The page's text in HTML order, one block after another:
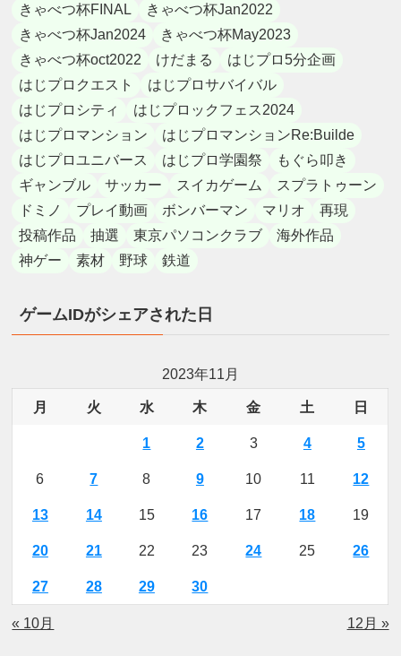
きゃべつ杯FINAL
きゃべつ杯Jan2022
きゃべつ杯Jan2024
きゃべつ杯May2023
きゃべつ杯oct2022
けだまる
はじプロ5分企画
はじプロクエスト
はじプロサバイバル
はじプロシティ
はじプロックフェス2024
はじプロマンション
はじプロマンションRe:Builde
はじプロユニバース
はじプロ学園祭
もぐら叩き
ギャンブル
サッカー スイカゲーム
スプラトゥーン
ドミノ
プレイ動画 ボンバーマン マリオ
再現
投稿作品
抽選 東京パソコンクラブ
海外作品
神ゲー
素材 野球 鉄道
ゲームIDがシェアされた日
2023年11月
月 火 水 木 金 土 日
1 2 3 4 5
6 7 8 9 10 11 12
13 14 15 16 17 18 19
20 21 22 23 24 25 26
27 28 29 30
« 10月 12月 »